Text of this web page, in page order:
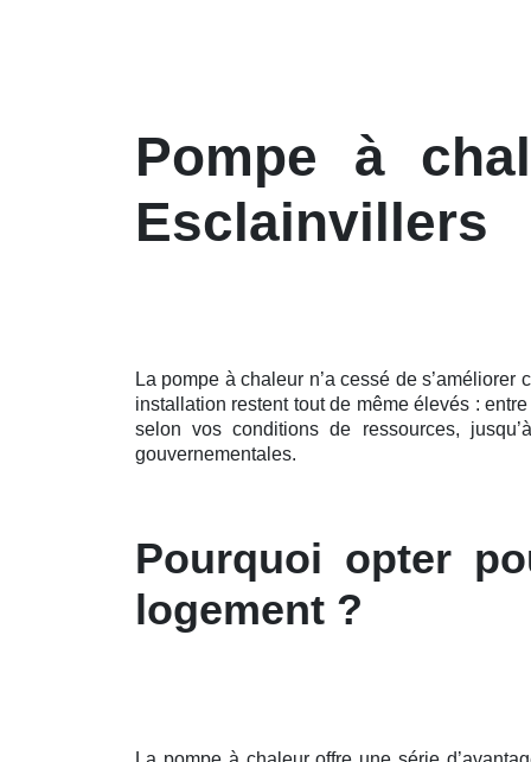
Pompe à
Esclainvillers
La pompe à chaleur n’a cessé de s’améliorer
installation restent tout de même élevés :
selon vos conditions de ressources,
gouvernementales.
Pourquoi opter
logement ?